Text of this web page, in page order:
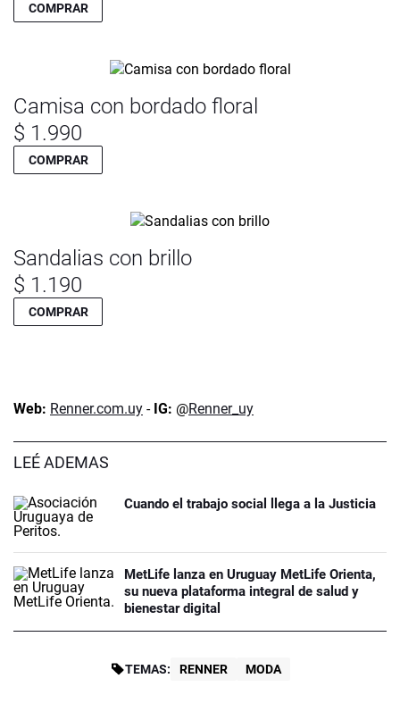
COMPRAR
Camisa con bordado floral
$ 1.990
COMPRAR
Sandalias con brillo
$ 1.190
COMPRAR
Web: Renner.com.uy - IG: @Renner_uy
LEÉ ADEMAS
Cuando el trabajo social llega a la Justicia
MetLife lanza en Uruguay MetLife Orienta,
su nueva plataforma integral de salud y
bienestar digital
TEMAS: RENNER MODA